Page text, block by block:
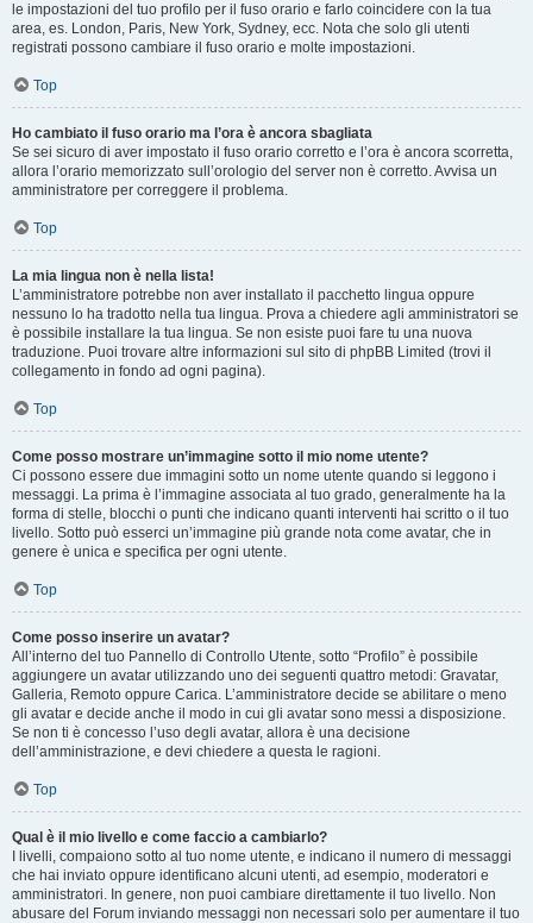
le impostazioni del tuo profilo per il fuso orario e farlo coincidere con la tua
area, es. London, Paris, New York, Sydney, ecc. Nota che solo gli utenti
registrati possono cambiare il fuso orario e molte impostazioni.
Top
Ho cambiato il fuso orario ma l’ora è ancora sbagliata
Se sei sicuro di aver impostato il fuso orario corretto e l’ora è ancora scorretta,
allora l’orario memorizzato sull’orologio del server non è corretto. Avvisa un
amministratore per correggere il problema.
Top
La mia lingua non è nella lista!
L’amministratore potrebbe non aver installato il pacchetto lingua oppure
nessuno lo ha tradotto nella tua lingua. Prova a chiedere agli amministratori se
è possibile installare la tua lingua. Se non esiste puoi fare tu una nuova
traduzione. Puoi trovare altre informazioni sul sito di phpBB Limited (trovi il
collegamento in fondo ad ogni pagina).
Top
Come posso mostrare un’immagine sotto il mio nome utente?
Ci possono essere due immagini sotto un nome utente quando si leggono i
messaggi. La prima è l’immagine associata al tuo grado, generalmente ha la
forma di stelle, blocchi o punti che indicano quanti interventi hai scritto o il tuo
livello. Sotto può esserci un’immagine più grande nota come avatar, che in
genere è unica e specifica per ogni utente.
Top
Come posso inserire un avatar?
All’interno del tuo Pannello di Controllo Utente, sotto “Profilo” è possibile
aggiungere un avatar utilizzando uno dei seguenti quattro metodi: Gravatar,
Galleria, Remoto oppure Carica. L’amministratore decide se abilitare o meno
gli avatar e decide anche il modo in cui gli avatar sono messi a disposizione.
Se non ti è concesso l’uso degli avatar, allora è una decisione
dell’amministrazione, e devi chiedere a questa le ragioni.
Top
Qual è il mio livello e come faccio a cambiarlo?
I livelli, compaiono sotto al tuo nome utente, e indicano il numero di messaggi
che hai inviato oppure identificano alcuni utenti, ad esempio, moderatori e
amministratori. In genere, non puoi cambiare direttamente il tuo livello. Non
abusare del Forum inviando messaggi non necessari solo per aumentare il tuo